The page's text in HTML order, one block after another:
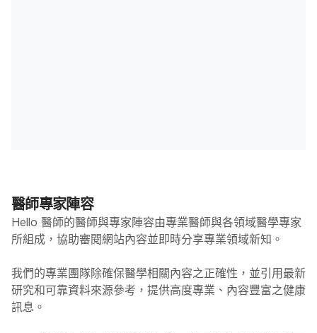
醫師專家陣容
Hello 醫師的醫師與專家陣容由專業醫師與各領域醫學專家
所組成，協助審閱網站內容並即時分享專業領域新知。
我們的專業團隊除確保醫學相關內容之正確性，並引用最新
研究和可靠資料來源參考，提供高度專業、內容豐富之健康
訊息。